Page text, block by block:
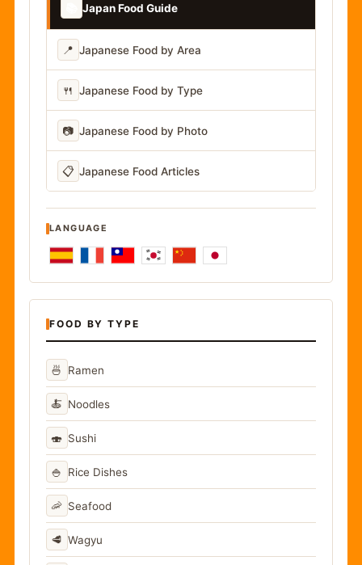
Japan Food Guide
📍 Japanese Food by Area
🍴 Japanese Food by Type
📷 Japanese Food by Photo
📋 Japanese Food Articles
LANGUAGE
FOOD BY TYPE
🍜 Ramen
🍝 Noodles
🍣 Sushi
🍚 Rice Dishes
🦐 Seafood
🥩 Wagyu